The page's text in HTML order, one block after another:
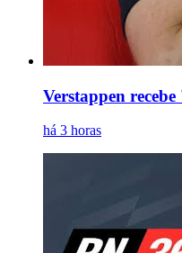
Verstappen
há 3 horas